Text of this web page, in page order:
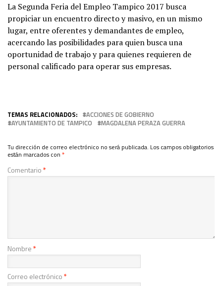
La Segunda Feria del Empleo Tampico 2017 busca
propiciar un encuentro directo y masivo, en un mismo
lugar, entre oferentes y demandantes de empleo,
acercando las posibilidades para quien busca una
oportunidad de trabajo y para quienes requieren de
personal calificado para operar sus empresas.
TEMAS RELACIONADOS:
ACCIONES DE GOBIERNO
AYUNTAMIENTO DE TAMPICO
MAGDALENA PERAZA GUERRA
Tu dirección de correo electrónico no será publicada. Los campos obligatorios
están marcados con *
Comentario*
Nombre*
Correo electrónico*